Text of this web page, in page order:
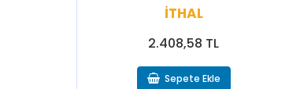
İTHAL
2.408,58 TL
Sepete Ekle